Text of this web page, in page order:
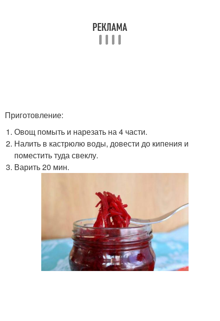
Приготовление:
Овощ помыть и нарезать на 4 части.
Налить в кастрюлю воды, довести до кипения и
поместить туда свеклу.
Варить 20 мин.